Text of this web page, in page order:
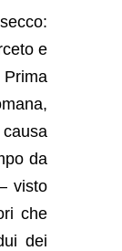
e
da
visto
che
dei